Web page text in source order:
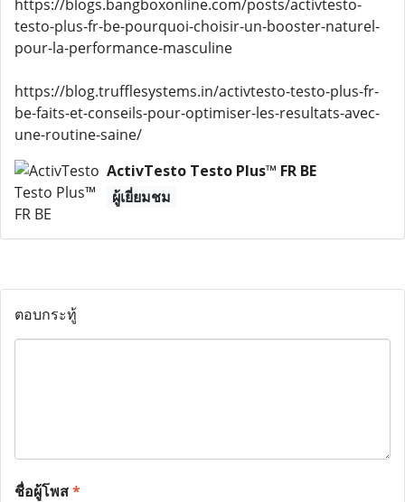
https://blogs.bangboxonline.com/posts/activtesto-
testo-plus-fr-be-pourquoi-choisir-un-booster-naturel-
pour-la-performance-masculine
https://blog.trufflesystems.in/activtesto-testo-plus-fr-
be-faits-et-conseils-pour-optimiser-les-resultats-avec-
une-routine-saine/
ActivTesto Testo Plus™ FR BE
ผู้เยี่ยมชม
ตอบกระทู้
ชื่อผู้โพส*